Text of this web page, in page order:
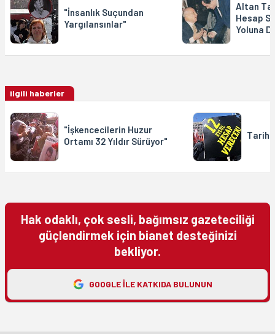
"İnsanlık Suçundan
Yargılansınlar"
Altan
Hesap
Yoluna
ilgili haberler
"İşkencecilerin Huzur
Ortamı 32 Yıldır Sürüyor"
Tarihi
Hak odaklı, çok sesli, bağımsız gazeteciliği
güçlendirmek için bianet desteğinizi
bekliyor.
GOOGLE ILE KATKIDA BULUNUN